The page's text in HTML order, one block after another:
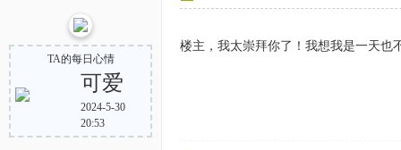
TA的每日心情
可爱
2024-5-30
20:53
楼主，我太崇拜你了！我想我是一天也